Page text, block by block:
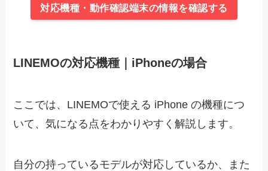
対応機種・動作確認端末の情報を確認する
LINEMOの対応機種｜iPhoneの場合
ここでは、LINEMOで使える iPhone の機種につ
いて、気になる点をわかりやすく解説します。
自分の持っているモデルが対応しているか、また